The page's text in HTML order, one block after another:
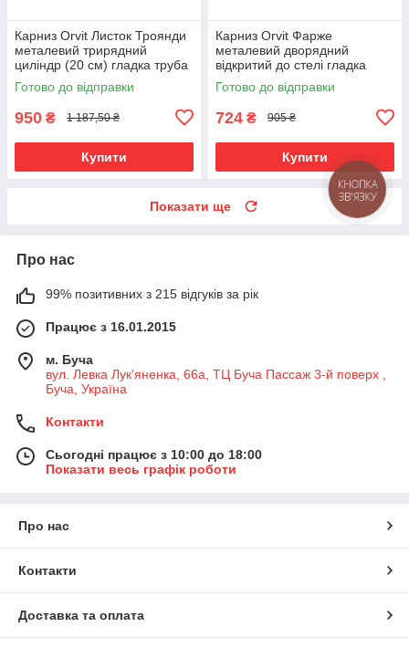
Карниз Orvit Листок Троянди
металевий трирядний
циліндр (20 см) гладка труба
кільце металеве Мідь
16\16\16 мм 120 см (00-
Готово до відправки
950 ₴ 1 187,50 ₴
Купити
Карниз Orvit Фарже
металевий дворядний
відкритий до стелі гладка
труба кільце металеве Мідь
16\16 мм 120 см (00-
Готово до відправки
724 ₴ 905 ₴
Купити
Показати ще
Про нас
99% позитивних з 215 відгуків за рік
Працює з 16.01.2015
м. Буча
вул. Левка Лук'яненка, 66а, ТЦ Буча Пассаж 3-й поверх ,
Буча, Україна
Контакти
Сьогодні працює з 10:00 до 18:00
Показати весь графік роботи
Про нас
Контакти
Доставка та оплата
КНОПКА
ЗВ'ЯЗКУ